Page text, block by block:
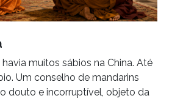
muitos sábios na China. Até
Um conselho de mandarins
douto e incorruptível, objeto da